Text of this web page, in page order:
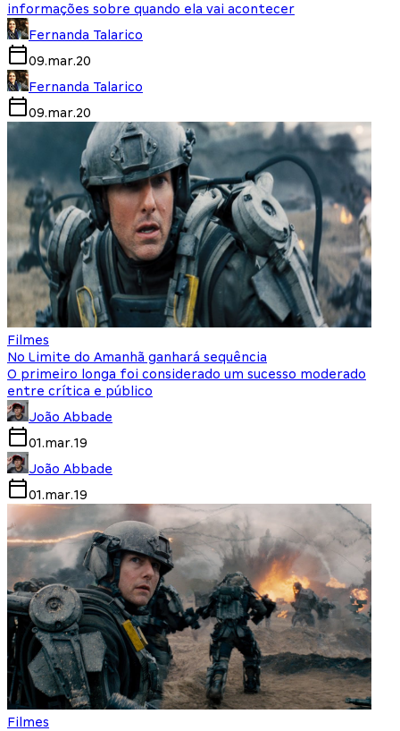
informações sobre quando ela vai acontecer
Fernanda Talarico
09.mar.20
Fernanda Talarico
09.mar.20
Filmes
No Limite do Amanhã ganhará sequência
O primeiro longa foi considerado um sucesso moderado
entre crítica e público
João Abbade
01.mar.19
João Abbade
01.mar.19
Filmes